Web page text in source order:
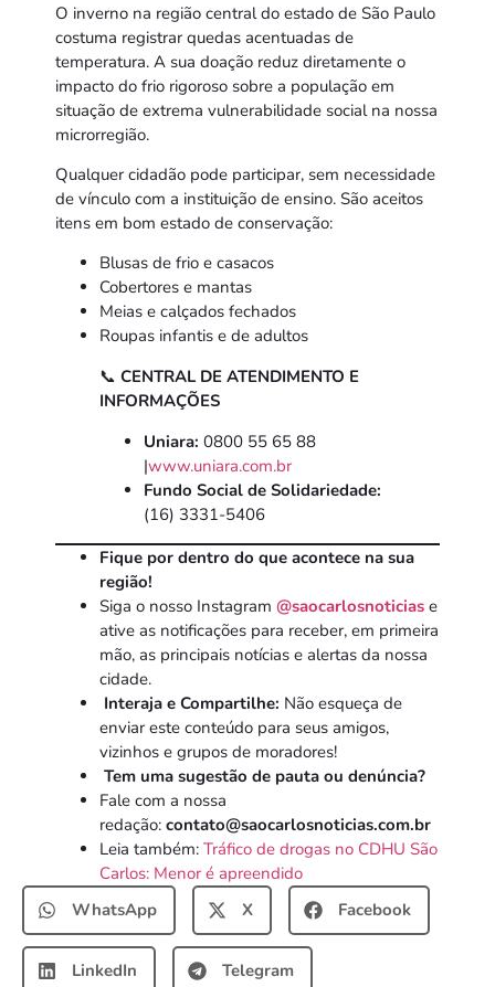
O inverno na região central do estado de São Paulo
costuma registrar quedas acentuadas de
temperatura. A sua doação reduz diretamente o
impacto do frio rigoroso sobre a população em
situação de extrema vulnerabilidade social na nossa
microrregião.
Qualquer cidadão pode participar, sem necessidade
de vínculo com a instituição de ensino. São aceitos
itens em bom estado de conservação:
Blusas de frio e casacos
Cobertores e mantas
Meias e calçados fechados
Roupas infantis e de adultos
📞 CENTRAL DE ATENDIMENTO E
INFORMAÇÕES
Uniara: 0800 55 65 88
|www.uniara.com.br
Fundo Social de Solidariedade:
(16) 3331-5406
Fique por dentro do que acontece na sua
região!
Siga o nosso Instagram @saocarlosnoticias e
ative as notificações para receber, em primeira
mão, as principais notícias e alertas da nossa
cidade.
Interaja e Compartilhe: Não esqueça de
enviar este conteúdo para seus amigos,
vizinhos e grupos de moradores!
Tem uma sugestão de pauta ou denúncia?
Fale com a nossa
redação: contato@saocarlosnoticias.com.br
Leia também: Tráfico de drogas no CDHU São
Carlos: Menor é apreendido
WhatsApp
X Facebook
LinkedIn Telegram